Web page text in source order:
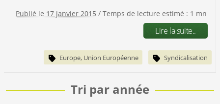
Publié le 17 janvier 2015 / Temps de lecture estimé : 1 mn
Lire la suite..
Europe, Union Européenne Syndicalisation
Tri par année